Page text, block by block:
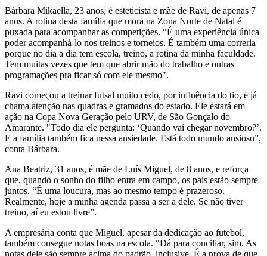
Bárbara Mikaella, 23 anos, é esteticista e mãe de Ravi, de apenas 7
anos. A rotina desta família que mora na Zona Norte de Natal é
puxada para acompanhar as competições. “É uma experiência única
poder acompanhá-lo nos treinos e torneios. É também uma correria
porque no dia a dia tem escola, treino, a rotina da minha faculdade.
Tem muitas vezes que tem que abrir mão do trabalho e outras
programações pra ficar só com ele mesmo".
Ravi começou a treinar futsal muito cedo, por influência do tio, e já
chama atenção nas quadras e gramados do estado. Ele estará em
ação na Copa Nova Geração pelo URV, de São Gonçalo do
Amarante. "Todo dia ele pergunta: ‘Quando vai chegar novembro?’.
E a família também fica nessa ansiedade. Está todo mundo ansioso”,
conta Bárbara.
Ana Beatriz, 31 anos, é mãe de Luís Miguel, de 8 anos, e reforça
que, quando o sonho do filho entra em campo, os pais estão sempre
juntos. “É uma loucura, mas ao mesmo tempo é prazeroso.
Realmente, hoje a minha agenda passa a ser a dele. Se não tiver
treino, aí eu estou livre”.
A empresária conta que Miguel, apesar da dedicação ao futebol,
também consegue notas boas na escola. "Dá para conciliar, sim. As
notas dele são sempre acima do padrão, inclusive. É a prova de que